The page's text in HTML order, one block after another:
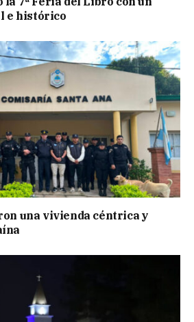
e histórico
una vivienda céntrica y